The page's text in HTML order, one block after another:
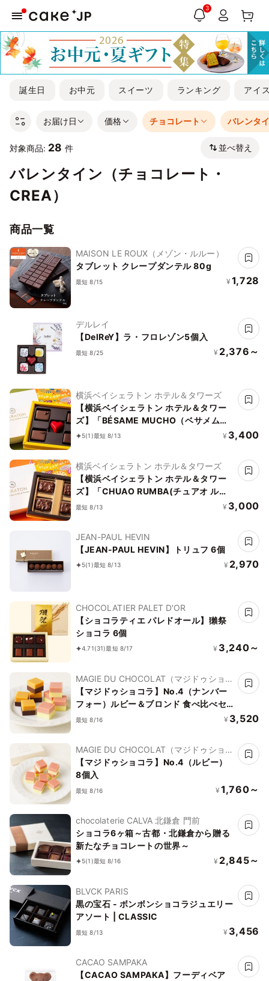
3
誕生日 お中元 スイーツ ランキング アイ
お届け日 価格 チョコレート バレンタ
対象商品: 28 件 並べ替え
バレンタイン（チョコレート・
CREA）
商品一覧
MAISON LE ROUX（メゾン・ルルー）
タブレット クレープダンテル 80g
最短 8/15 ¥ 1,728
デルレイ
【DelReY】ラ・フロレゾン5個入
最短 8/25 ¥ 2,376～
横浜ベイシェラトン ホテル＆タワーズ
【横浜ベイシェラトン ホテル＆タワー
ズ】「BÉSAME MUCHO（ベサメムー
チョ）」※5ピース
5(1)最短 8/13 ¥ 3,400
横浜ベイシェラトン ホテル＆タワーズ
【横浜ベイシェラトン ホテル＆タワー
ズ】「CHUAO RUMBA(チュアオ ルン
バ)」※4 ピース
最短 8/13 ¥ 3,000
JEAN-PAUL HEVIN
【JEAN-PAUL HEVIN】トリュフ 6個
5(1)最短 8/13 ¥ 2,970
CHOCOLATIER PALET D'OR
【ショコラティエ パレドオール】獺祭
ショコラ 6個
4.71(31)最短 8/17 ¥ 3,240～
MAGIE DU CHOCOLAT（マジドゥショコ
ラ）
【マジドゥショコラ】No.4（ナンバー
フォー）ルビー＆ブロンド 食べ比べセ
ット 16個入
最短 8/16 ¥ 3,520
MAGIE DU CHOCOLAT（マジドゥショコ
ラ）
【マジドゥショコラ】No.4（ルビー）
8個入
最短 8/16 ¥ 1,760～
chocolaterie CALVA 北鎌倉 門前
ショコラ6ヶ箱～古都・北鎌倉から贈る
新たなチョコレートの世界～
5(1)最短 8/16 ¥ 2,845～
BLVCK PARIS
黒の宝石 - ボンボンショコラジュエリー
アソート | CLASSIC
最短 8/13 ¥ 3,456
CACAO SAMPAKA
【CACAO SAMPAKA】フーディベア